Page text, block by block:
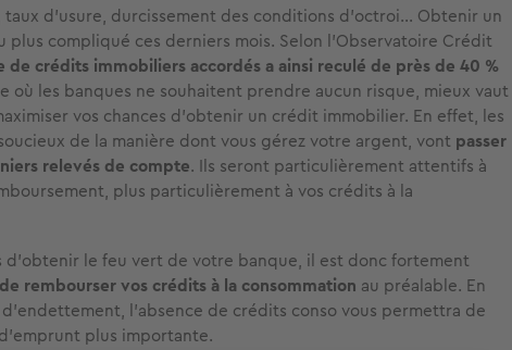
d’usure, durcissement des conditions d’octroi… Obtenir un
plus compliqué ces derniers mois. Selon l’Observatoire Crédit
de crédits immobiliers accordés a ainsi reculé de près de 40 %
où les banques ne souhaitent prendre aucun risque, mieux vaut
vos chances d’obtenir un crédit immobilier. En effet, les
de la manière dont vous gérez votre argent, vont passer
relevés de compte. Ils seront particulièrement attentifs à
plus particulièrement à vos crédits à la
d’obtenir le feu vert de votre banque, il est donc fortement
rembourser vos crédits à la consommation au préalable. En
l’absence de crédits conso vous permettra de
plus importante.